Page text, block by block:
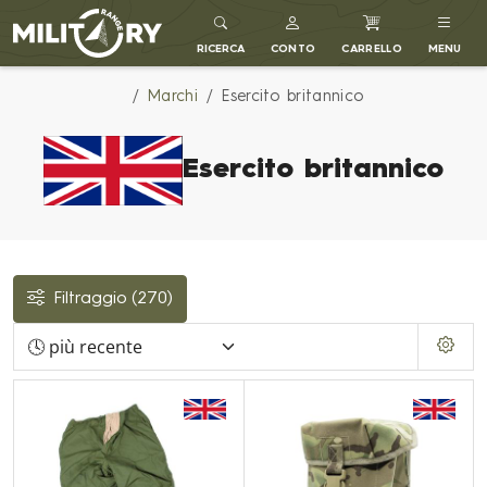
MILITARY RANGE IT
RICERCA CONTO CARRELLO MENU
Marchi Esercito britannico
Esercito britannico
Filtraggio (270)